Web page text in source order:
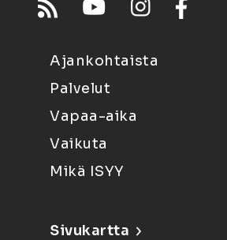
Ajankohtaista
Palvelut
Vapaa-aika
Vaikuta
Mikä ISYY
Sivukartta